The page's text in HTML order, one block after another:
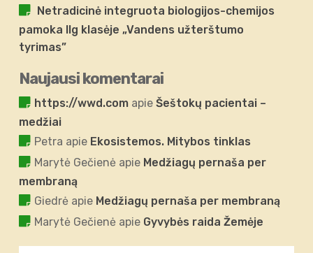
Netradicinė integruota biologijos-chemijos
pamoka IIg klasėje „Vandens užterštumo
tyrimas”
Naujausi komentarai
https://wwd.com apieŠeštokų pacientai –
medžiai
Petra apie Ekosistemos. Mitybos tinklas
Marytė Gečienė apie Medžiagų pernaša per
membraną
Giedrė apie Medžiagų pernaša per membraną
Marytė Gečienė apie Gyvybės raida Žemėje